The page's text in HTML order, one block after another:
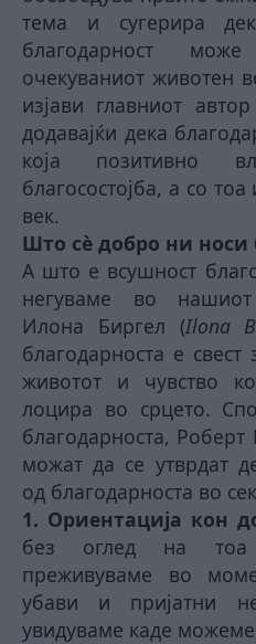
тема и сугерира
благодарност
очекуваниот животен
изјави главниот
додавајќи дека
која позитивно
благосостојба, а со
век.
Што сè добро ни носи
А што е всушност
негуваме во
Илона Биргел (Ilona
благодарноста е
животот и чувство
лоцира во срцето.
благодарноста, Роберт
можат да се утврдат
од благодарноста во
1. Ориентација кон
без оглед на тоа
преживуваме во
убави и пријатни
увидуваме каде